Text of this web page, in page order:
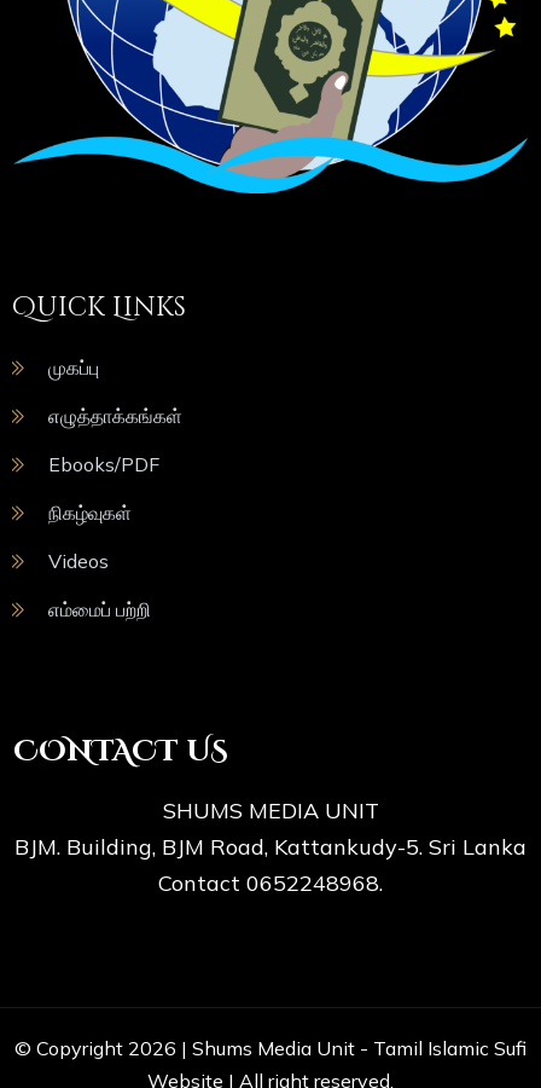
Quick Links
முகப்பு
எழுத்தாக்கங்கள்
Ebooks/PDF
நிகழ்வுகள்
Videos
எம்மைப் பற்றி
CONTACT US
SHUMS MEDIA UNIT
BJM. Building, BJM Road, Kattankudy-5. Sri Lanka
Contact 0652248968.
© Copyright 2026 | Shums Media Unit - Tamil Islamic Sufi
Website | All right reserved.